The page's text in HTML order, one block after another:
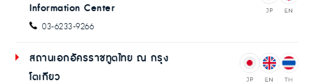
Information Center
03-6233-9266
สถานเอกอัครราชทูตไทย ณ กรุง
โตเกียว